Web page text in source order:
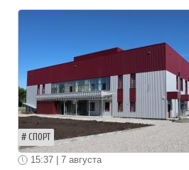
СПОРТ
15:37 | 7 августа